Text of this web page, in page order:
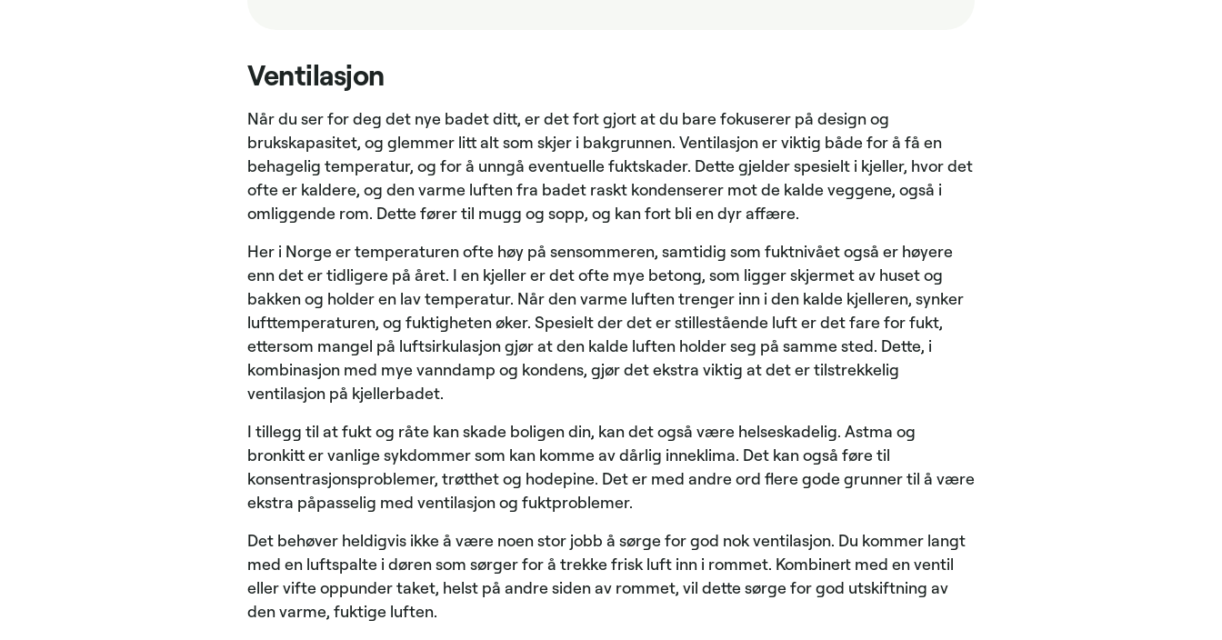
Ventilasjon
Når du ser for deg det nye badet ditt, er det fort gjort at du bare fokuserer på design og
brukskapasitet, og glemmer litt alt som skjer i bakgrunnen. Ventilasjon er viktig både for å få en
behagelig temperatur, og for å unngå eventuelle fuktskader. Dette gjelder spesielt i kjeller, hvor det
ofte er kaldere, og den varme luften fra badet raskt kondenserer mot de kalde veggene, også i
omliggende rom. Dette fører til mugg og sopp, og kan fort bli en dyr affære.
Her i Norge er temperaturen ofte høy på sensommeren, samtidig som fuktnivået også er høyere
enn det er tidligere på året. I en kjeller er det ofte mye betong, som ligger skjermet av huset og
bakken og holder en lav temperatur. Når den varme luften trenger inn i den kalde kjelleren, synker
lufttemperaturen, og fuktigheten øker. Spesielt der det er stillestående luft er det fare for fukt,
ettersom mangel på luftsirkulasjon gjør at den kalde luften holder seg på samme sted. Dette, i
kombinasjon med mye vanndamp og kondens, gjør det ekstra viktig at det er tilstrekkelig
ventilasjon på kjellerbadet.
I tillegg til at fukt og råte kan skade boligen din, kan det også være helseskadelig. Astma og
bronkitt er vanlige sykdommer som kan komme av dårlig inneklima. Det kan også føre til
konsentrasjonsproblemer, trøtthet og hodepine. Det er med andre ord flere gode grunner til å være
ekstra påpasselig med ventilasjon og fuktproblemer.
Det behøver heldigvis ikke å være noen stor jobb å sørge for god nok ventilasjon. Du kommer langt
med en luftspalte i døren som sørger for å trekke frisk luft inn i rommet. Kombinert med en ventil
eller vifte oppunder taket, helst på andre siden av rommet, vil dette sørge for god utskiftning av
den varme, fuktige luften.